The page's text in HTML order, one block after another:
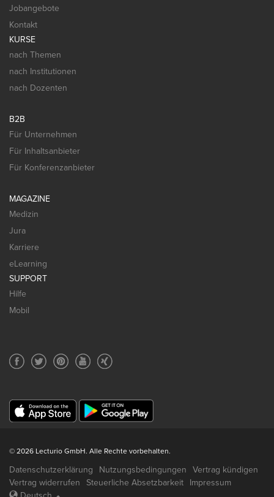
Jobangebote
Kontakt
KURSE
nach Themen
nach Institutionen
nach Dozenten
B2B
Für Unternehmen
Für Inhaltsanbieter
Für Konferenzanbieter
MAGAZINE
Medizin
Jura
Karriere
eLearning
SUPPORT
Hilfe
Mobil
© 2026 Lecturio GmbH. Alle Rechte vorbehalten.
Datenschutzerklärung Nutzungsbedingungen
Vertrag kündigen
Vertrag widerrufen
Steuerliche Absetzbarkeit
Impressum